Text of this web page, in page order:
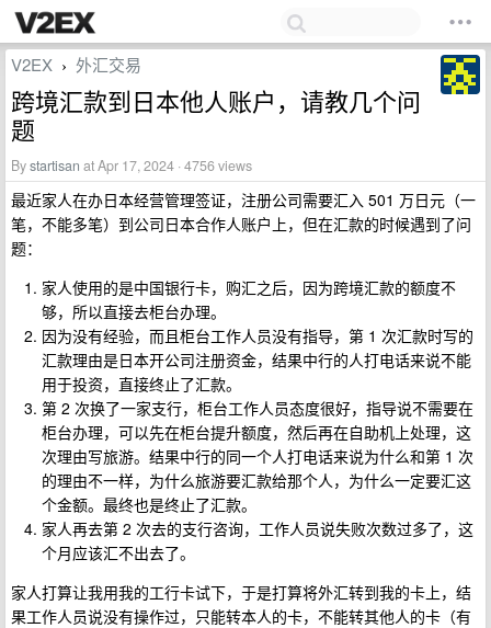
V2EX › 外汇交易
跨境汇款到日本他人账户，请教几个问
题
Bystartisan at Apr 17, 2024 · 4756 views
最近家人在办日本经营管理签证，注册公司需要汇入 501 万日元（一
笔，不能多笔）到公司日本合作人账户上，但在汇款的时候遇到了问
题：
家人使用的是中国银行卡，购汇之后，因为跨境汇款的额度不
够，所以直接去柜台办理。
因为没有经验，而且柜台工作人员没有指导，第 1 次汇款时写的
汇款理由是日本开公司注册资金，结果中行的人打电话来说不能
用于投资，直接终止了汇款。
第 2 次换了一家支行，柜台工作人员态度很好，指导说不需要在
柜台办理，可以先在柜台提升额度，然后再在自助机上处理，这
次理由写旅游。结果中行的同一个人打电话来说为什么和第 1 次
的理由不一样，为什么旅游要汇款给那个人，为什么一定要汇这
个金额。最终也是终止了汇款。
家人再去第 2 次去的支行咨询，工作人员说失败次数过多了，这
个月应该汇不出去了。
家人打算让我用我的工行卡试下，于是打算将外汇转到我的卡上，结
果工作人员说没有操作过，只能转本人的卡，不能转其他人的卡（有